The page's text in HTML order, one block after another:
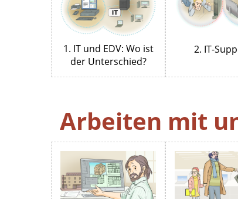
1. IT und EDV: Wo ist
der Unterschied?
2. IT-
Arbeiten mit